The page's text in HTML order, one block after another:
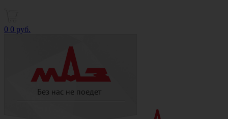
0 0 руб.